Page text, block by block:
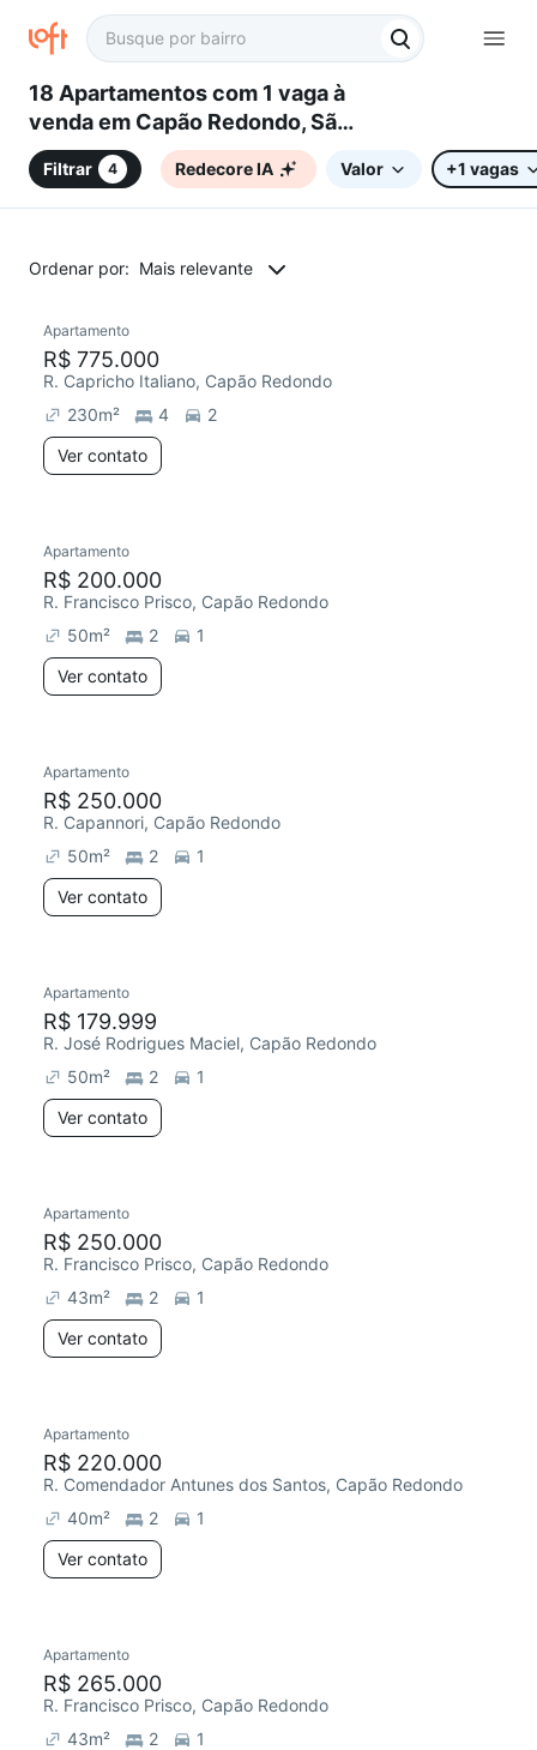
18 Apartamentos com 1 vaga à
venda em Capão Redondo, São
Paulo, SP
Filtrar 4 Redecore IA Valor +1 vagas
Ordenar por: Mais relevante
Apartamento
R$ 775.000
R. Capricho Italiano, Capão Redondo
230m² 4
2
Ver contato
Redecorar
Apartamento
R$ 200.000
R. Francisco Prisco, Capão Redondo
50m² 2
1
Ver contato
Redecorar
Apartamento
R$ 250.000
R. Capannori, Capão Redondo
50m² 2
1
Ver contato
Redecorar
Apartamento
R$ 179.999
R. José Rodrigues Maciel, Capão Redondo
50m² 2
1
Ver contato
Redecorar
Apartamento
R$ 250.000
R. Francisco Prisco, Capão Redondo
43m² 2
1
Ver contato
Redecorar
Apartamento
R$ 220.000
R. Comendador Antunes dos Santos, Capão Redondo
40m² 2
1
Ver contato
Redecorar
Apartamento
R$ 265.000
R. Francisco Prisco, Capão Redondo
43m² 2
1